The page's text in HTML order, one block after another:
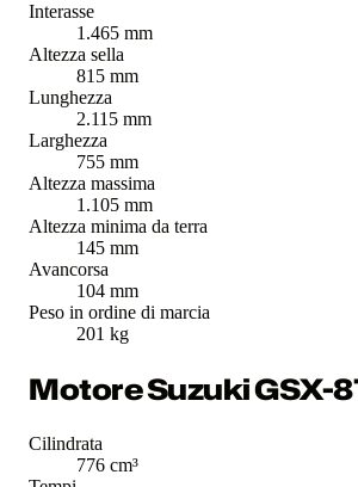
Interasse
1.465 mm
Altezza sella
815 mm
Lunghezza
2.115 mm
Larghezza
755 mm
Altezza massima
1.105 mm
Altezza minima da terra
145 mm
Avancorsa
104 mm
Peso in ordine di marcia
201 kg
Motore Suzuki GSX-
Cilindrata
776 cm³